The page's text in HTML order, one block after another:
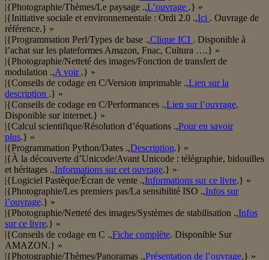
|{Photographie/Thèmes/Le paysage .,L’ouvrage .} »
|{Initiative sociale et environnementale : Ordi 2.0 .,Ici . Ouvrage de
référence.} »
|{Programmation Perl/Types de base .,Clique ICI . Disponible à
l’achat sur les plateformes Amazon, Fnac, Cultura ….} »
|{Photographie/Netteté des images/Fonction de transfert de
modulation .,A voir .} »
|{Conseils de codage en C/Version imprimable .,Lien sur la
description .} »
|{Conseils de codage en C/Performances .,Lien sur l’ouvrage.
Disponible sur internet.} »
|{Calcul scientifique/Résolution d’équations .,Pour en savoir
plus.} »
|{Programmation Python/Dates .,Description.} »
|{À la découverte d’Unicode/Avant Unicode : télégraphie, bidouilles
et héritages .,Informations sur cet ouvrage.} »
|{Logiciel Pastèque/Écran de vente .,Informations sur ce livre.} »
|{Photographie/Les premiers pas/La sensibilité ISO .,Infos sur
l’ouvrage.} »
|{Photographie/Netteté des images/Systèmes de stabilisation .,Infos
sur ce livre.} »
|{Conseils de codage en C .,Fiche complète. Disponible Sur
AMAZON.} »
|{Photographie/Thèmes/Panoramas .,Présentation de l’ouvrage.} »